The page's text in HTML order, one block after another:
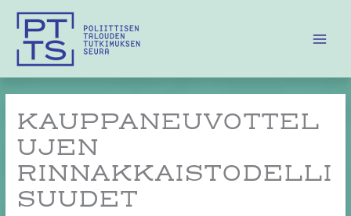
sisältöön
KAUPPANEUVOTTEL
UJEN
RINNAKKAISTODELLI
SUUDET